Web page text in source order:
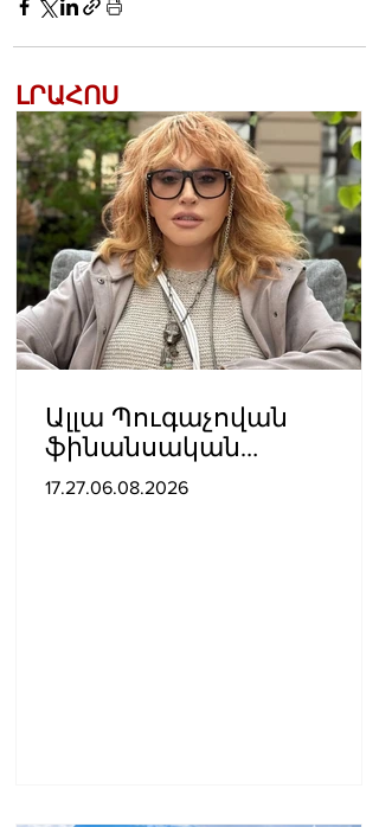
ԼՐԱՀՈՍ
Ալլա Պուգաչովան
ֆինանսական
խնդիրների պատճառով
17.27.06.08.2026